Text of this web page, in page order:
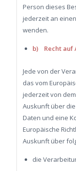
Person dieses
jederzeit an
wenden.
b) Recht auf
Jede von der
das vom
jederzeit von
Auskunft über
Daten und eine
Europäische
Auskunft über
die